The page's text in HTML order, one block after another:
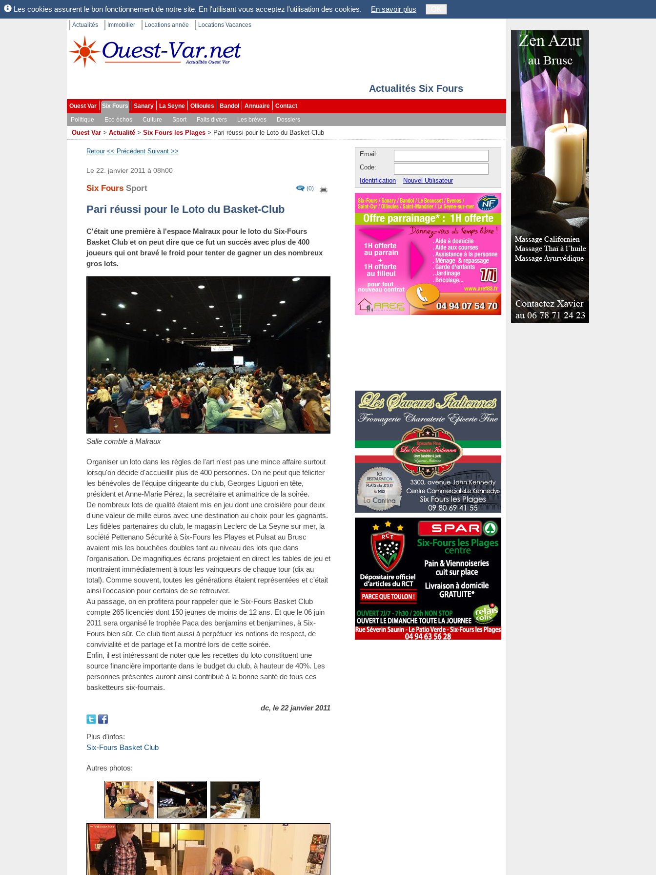
Les cookies assurent le bon fonctionnement de notre site. En l'utilisant vous acceptez l'utilisation des cookies. En savoir plus
Actualités Immobilier Locations année Locations Vacances
Actualités Six Fours
Ouest Var Six Fours Sanary La Seyne Ollioules Bandol Annuaire
Contact
Politique
Eco échos Culture Sport Faits divers Les brèves Dossiers
Ouest Var > Actualité > Six Fours les Plages > Pari réussi pour le Loto du Basket-Club
Retour << Précédent Suivant >>
(0)
Le 22. janvier 2011 à 08h00
Six Fours Sport
Pari réussi pour le Loto du Basket-Club
C'était une première à l'espace Malraux pour le loto du Six-Fours
Basket Club et on peut dire que ce fut un succès avec plus de 400
joueurs qui ont bravé le froid pour tenter de gagner un des nombreux
gros lots.
Salle comble à Malraux
Organiser un loto dans les règles de l'art n'est pas une mince affaire surtout
lorsqu'on décide d'accueillir plus de 400 personnes. On ne peut que féliciter
les bénévoles de l'équipe dirigeante du club, Georges Liguori en tête,
président et Anne-Marie Pérez, la secrétaire et animatrice de la soirée.
De nombreux lots de qualité étaient mis en jeu dont une croisière pour deux
d'une valeur de mille euros avec une destination au choix pour les gagnants.
Les fidèles partenaires du club, le magasin Leclerc de La Seyne sur mer, la
société Pettenano Sécurité à Six-Fours les Playes et Pulsat au Brusc
avaient mis les bouchées doubles tant au niveau des lots que dans
l'organisation. De magnifiques écrans projetaient en direct les tables de jeu et
montraient immédiatement à tous les vainqueurs de chaque tour (dix au
total). Comme souvent, toutes les générations étaient représentées et c'était
ainsi l'occasion pour certains de se retrouver.
Au passage, on en profitera pour rappeler que le Six-Fours Basket Club
compte 265 licenciés dont 150 jeunes de moins de 12 ans. Et que le 06 juin
2011 sera organisé le trophée Paca des benjamins et benjamines, à Six-
Fours bien sûr. Ce club tient aussi à perpétuer les notions de respect, de
convivialité et de partage et l'a montré lors de cette soirée.
Enfin, il est intéressant de noter que les recettes du loto constituent une
source financière importante dans le budget du club, à hauteur de 40%. Les
personnes présentes auront ainsi contribué à la bonne santé de tous ces
basketteurs six-fournais.
dc, le 22 janvier 2011
Plus d'infos:
Six-Fours Basket Club
Autres photos:
Email:
Code:
Identification
Nouvel Utilisateur